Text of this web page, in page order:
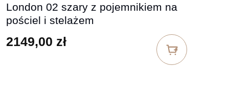
London 02 szary z pojemnikiem na
pościel i stelażem
2149,00 zł